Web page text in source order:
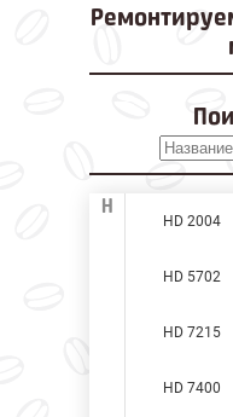
H
HD 2004
HD 5702
HD 7215
HD 7400